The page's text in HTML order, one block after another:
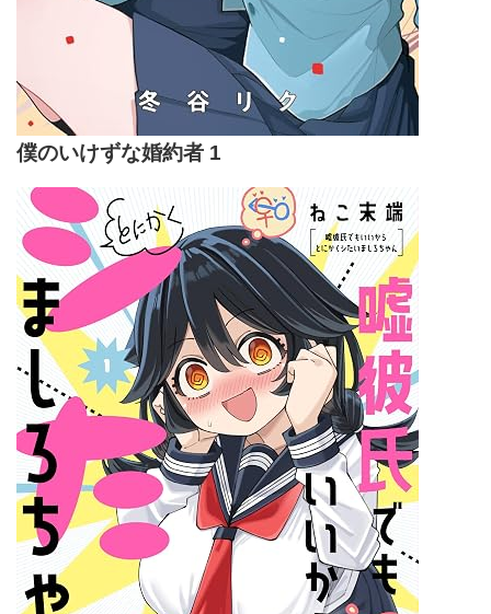
僕のいけずな婚約者 1